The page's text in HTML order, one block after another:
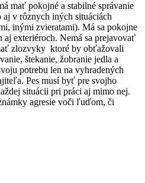
mať pokojné a stabilné správanie
v rôznych iných situáciách
inými zvieratami). Má sa pokojne
exteriéroch. Nemá sa prejavovať
zlozvyky ktoré by obťažovali
štekanie, žobranie jedla a
potrebu len na vyhradených
Pes musí byť pre svojho
situácii pri práci aj mimo nej.
agresie voči ľuďom, či